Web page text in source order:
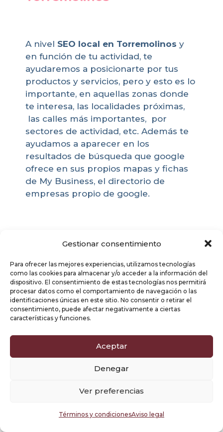
Gestionar consentimiento
Para ofrecer las mejores experiencias, utilizamos tecnologías
como las cookies para almacenar y/o acceder a la información del
dispositivo. El consentimiento de estas tecnologías nos permitirá
procesar datos como el comportamiento de navegación o las
identificaciones únicas en este sitio. No consentir o retirar el
consentimiento, puede afectar negativamente a ciertas
características y funciones.
Aceptar
Denegar
Ver preferencias
Términos y condicionesAviso legal
A nivel SEO local en Torremolinos y
en función de tu actividad, te
ayudaremos a posicionarte por tus
productos y servicios, pero y esto es lo
importante, en aquellas zonas donde
te interesa, las localidades próximas,
las calles más importantes, por
sectores de actividad, etc. Además te
ayudamos a aparecer en los
resultados de búsqueda que google
ofrece en sus propios mapas y fichas
de My Business, el directorio de
empresas propio de google.
Marketing de contenidos
Con las estrategias de marketing de
contenidos generaremos nuevo
contenido para tu web creado,
profesionales, con toda la estrategia de
cada uno para que sean eficientes y
con contenido, realizamos un análisis
para SEO, establecer la palabra